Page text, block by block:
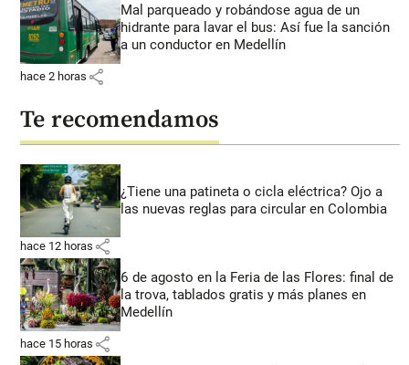
Mal parqueado y robándose agua de un
hidrante para lavar el bus: Así fue la sanción
a un conductor en Medellín
hace 2 horas share
Te recomendamos
¿Tiene una patineta o cicla eléctrica? Ojo a
las nuevas reglas para circular en Colombia
hace 12 horas share
6 de agosto en la Feria de las Flores: final de
la trova, tablados gratis y más planes en
Medellín
hace 15 horas share